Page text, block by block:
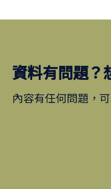
資料有問題？
內容有任何問題，